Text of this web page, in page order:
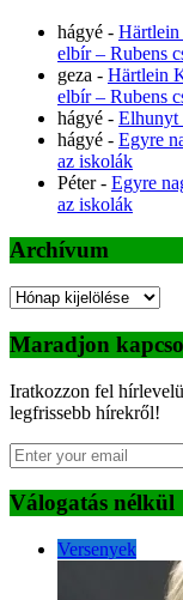
hágyé - Härtlein
elbír – Rubens
geza - Härtlein
elbír – Rubens
hágyé - Elhunyt
hágyé - Egyre
az iskolák
Péter- Egyre
az iskolák
Archívum
Archívum
Maradjon
Iratkozzon fel
legfrissebb hírekről!
Válogatás nélkül
Versenyek